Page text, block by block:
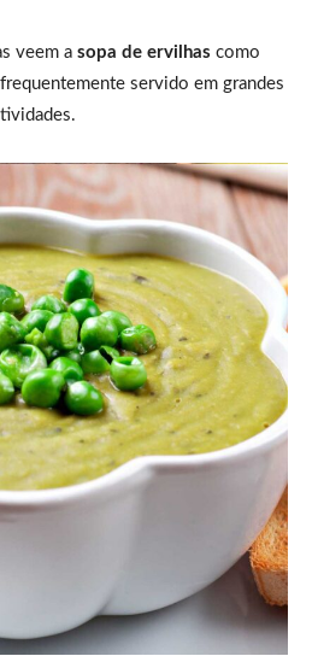
veem a sopa de ervilhas como
servido em grandes